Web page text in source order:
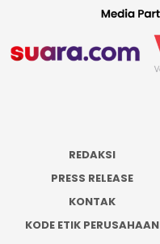
REDAKSI
PRESS RELEASE
KONTAK
KODE ETIK PERUSAHAAN